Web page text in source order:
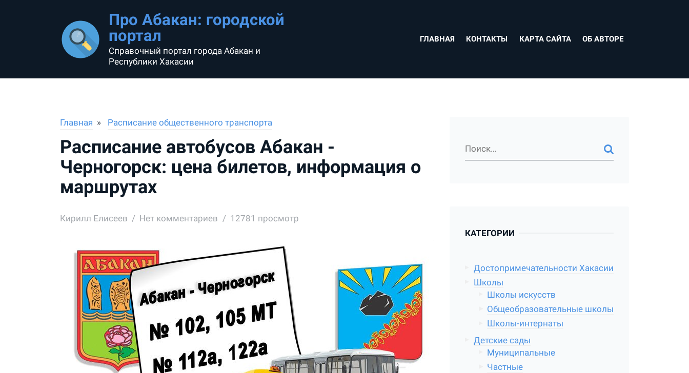
Про Абакан: городской
портал
Справочный портал города Абакан и
Республики Хакасии
ГЛАВНАЯ КОНТАКТЫ КАРТА САЙТА ОБ АВТОРЕ
Главная Расписание общественного транспорта
Расписание автобусов Абакан -
Черногорск: цена билетов, информация о
маршрутах
Кирилл Елисеев Нет комментариев 12781 просмотр
КАТЕГОРИИ
Достопримечательности Хакасии
Школы
Школы искусств
Общеобразовательные школы
Школы-интернаты
Детские сады
Муниципальные
Частные